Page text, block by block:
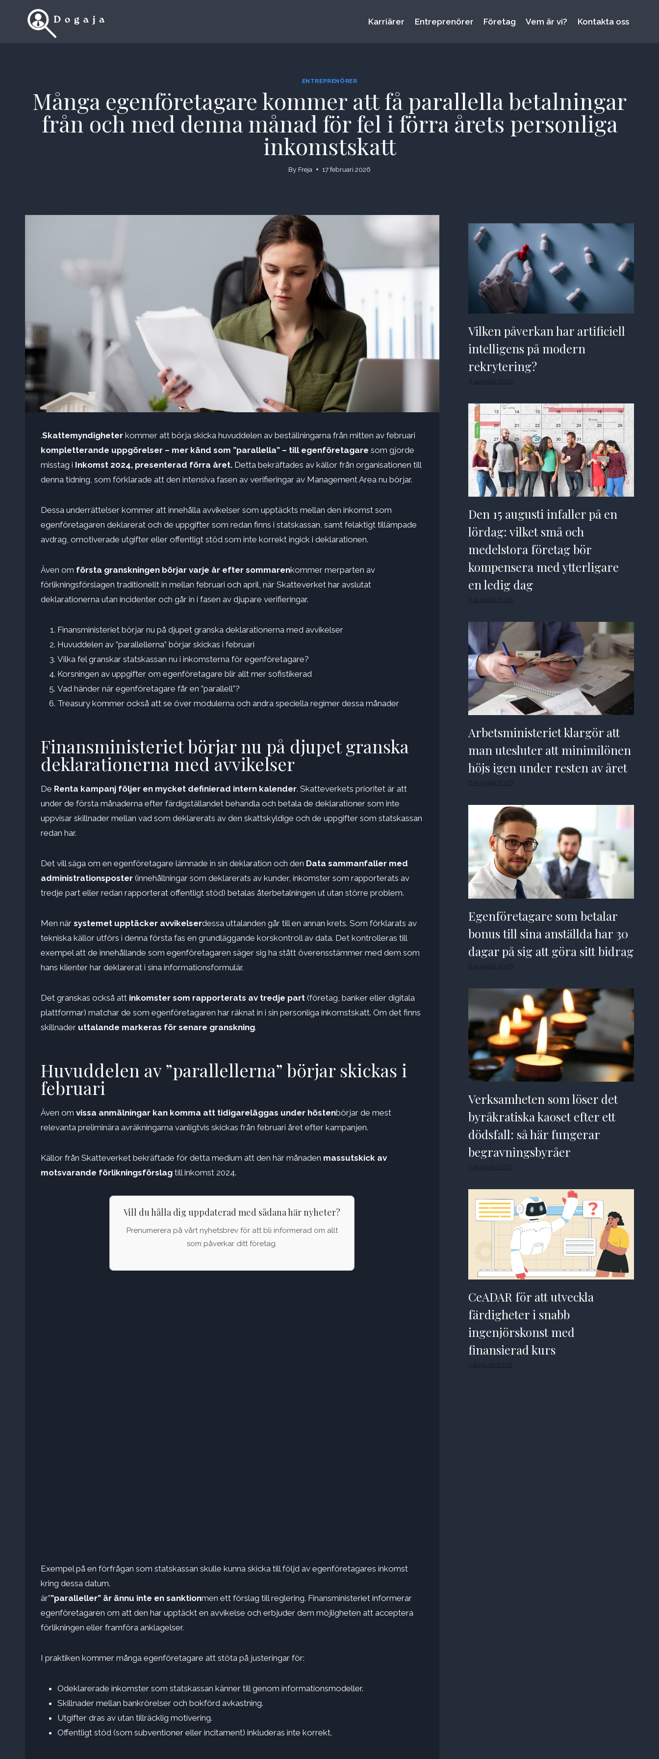
Karriärer Entreprenörer Företag Vem är vi? Kontakta oss
ENTREPRENÖRER
Många egenföretagare kommer att få parallella betalningar
från och med denna månad för fel i förra årets personliga
inkomstskatt
By Freja 17 februari 2026
.Skattemyndigheter kommer att börja skicka huvuddelen av beställningarna från mitten av februari
kompletterande uppgörelser – mer känd som ”parallella” – till egenföretagare som gjorde
misstag i Inkomst 2024, presenterad förra året. Detta bekräftades av källor från organisationen till
denna tidning, som förklarade att den intensiva fasen av verifieringar av Management Area nu börjar.
Dessa underrättelser kommer att innehålla avvikelser som upptäckts mellan den inkomst som
egenföretagaren deklarerat och de uppgifter som redan finns i statskassan, samt felaktigt tillämpade
avdrag, omotiverade utgifter eller offentligt stöd som inte korrekt ingick i deklarationen.
Även om första granskningen börjar varje år efter sommarenkommer merparten av
förlikningsförslagen traditionellt in mellan februari och april, när Skatteverket har avslutat
deklarationerna utan incidenter och går in i fasen av djupare verifieringar.
Finansministeriet börjar nu på djupet granska deklarationerna med avvikelser
Huvuddelen av ”parallellerna” börjar skickas i februari
Vilka fel granskar statskassan nu i inkomsterna för egenföretagare?
Korsningen av uppgifter om egenföretagare blir allt mer sofistikerad
Vad händer när egenföretagare får en ”parallell”?
Treasury kommer också att se över modulerna och andra speciella regimer dessa månader
Finansministeriet börjar nu på djupet granska
deklarationerna med avvikelser
De Renta kampanj följer en mycket definierad intern kalender. Skatteverkets prioritet är att
under de första månaderna efter färdigställandet behandla och betala de deklarationer som inte
uppvisar skillnader mellan vad som deklarerats av den skattskyldige och de uppgifter som statskassan
redan har.
Det vill säga om en egenföretagare lämnade in sin deklaration och den Data sammanfaller med
administrationsposter (innehållningar som deklarerats av kunder, inkomster som rapporterats av
tredje part eller redan rapporterat offentligt stöd) betalas återbetalningen ut utan större problem.
Men när systemet upptäcker avvikelserdessa uttalanden går till en annan krets. Som förklarats av
tekniska källor utförs i denna första fas en grundläggande korskontroll av data. Det kontrolleras till
exempel att de innehållande som egenföretagaren säger sig ha stått överensstämmer med dem som
hans klienter har deklarerat i sina informationsformulär.
Det granskas också att inkomster som rapporterats av tredje part (företag, banker eller digitala
plattformar) matchar de som egenföretagaren har räknat in i sin personliga inkomstskatt. Om det finns
skillnader uttalande markeras för senare granskning.
Huvuddelen av ”parallellerna” börjar skickas i
februari
Även om vissa anmälningar kan komma att tidigareläggas under höstenbörjar de mest
relevanta preliminära avräkningarna vanligtvis skickas från februari året efter kampanjen.
Källor från Skatteverket bekräftade för detta medium att den här månaden massutskick av
motsvarande förlikningsförslag till inkomst 2024.
Vill du hålla dig uppdaterad med sådana här nyheter?
Prenumerera på vårt nyhetsbrev för att bli informerad om allt
som påverkar ditt företag.
Exempel på en förfrågan som statskassan skulle kunna skicka till följd av egenföretagares inkomst
kring dessa datum.
är””paralleller” är ännu inte en sanktionmen ett förslag till reglering. Finansministeriet informerar
egenföretagaren om att den har upptäckt en avvikelse och erbjuder dem möjligheten att acceptera
förlikningen eller framföra anklagelser.
I praktiken kommer många egenföretagare att stöta på justeringar för:
Odeklarerade inkomster som statskassan känner till genom informationsmodeller.
Skillnader mellan bankrörelser och bokförd avkastning.
Utgifter dras av utan tillräcklig motivering.
Offentligt stöd (som subventioner eller incitament) inkluderas inte korrekt.
Vilken påverkan har artificiell
intelligens på modern
rekrytering?
8 augusti 2026
Den 15 augusti infaller på en
lördag: vilket små och
medelstora företag bör
kompensera med ytterligare
en ledig dag
8 augusti 2026
Arbetsministeriet klargör att
man utesluter att minimilönen
höjs igen under resten av året
8 augusti 2026
Egenföretagare som betalar
bonus till sina anställda har 30
dagar på sig att göra sitt bidrag
8 augusti 2026
Verksamheten som löser det
byråkratiska kaoset efter ett
dödsfall: så här fungerar
begravningsbyråer
7 augusti 2026
CeADAR för att utveckla
färdigheter i snabb
ingenjörskonst med
finansierad kurs
7 augusti 2026